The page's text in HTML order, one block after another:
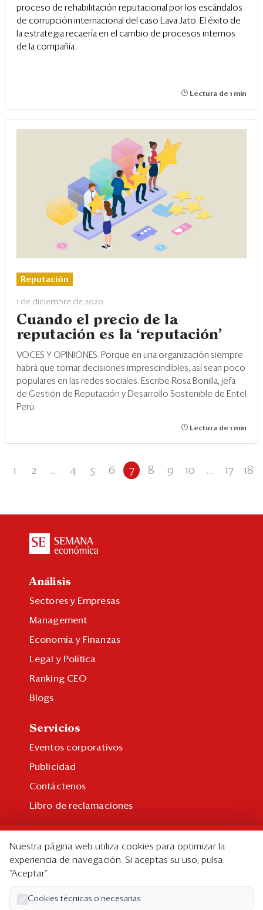
proceso de rehabilitación reputacional por los escándalos
de corrupción internacional del caso Lava Jato. El éxito de
la estrategia recaería en el cambio de procesos internos
de la compañía.
Lectura de 1 min
Reputación
1 de diciembre de 2020
Cuando el precio de la
reputación es la ‘reputación’
VOCES Y OPINIONES. Porque en una organización siempre
habrá que tomar decisiones imprescindibles, así sean poco
populares en las redes sociales. Escribe Rosa Bonilla, jefa
de Gestión de Reputación y Desarrollo Sostenible de Entel
Perú.
Lectura de 1 min
1 2 ... 4 5 6 7 8 9 10 ... 17 18
Análisis
Sectores y Empresas
Management
Economía y Finanzas
Legal y Política
Ranking CEO
Blogs
Servicios
Eventos corporativos
Publicidad
Contáctenos
Libro de reclamaciones
Suscripción individual
Paquetes corporativos
Edición Impresa
Nuestra página web utiliza cookies para optimizar la
experiencia de navegación. Si aceptas su uso, pulsa
“Aceptar”.
Cookies técnicas o necesarias